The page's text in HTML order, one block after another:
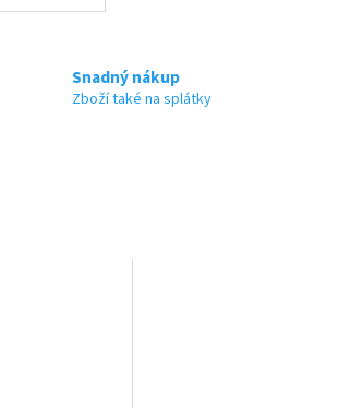
Snadný nákup
Zboží také na splátky